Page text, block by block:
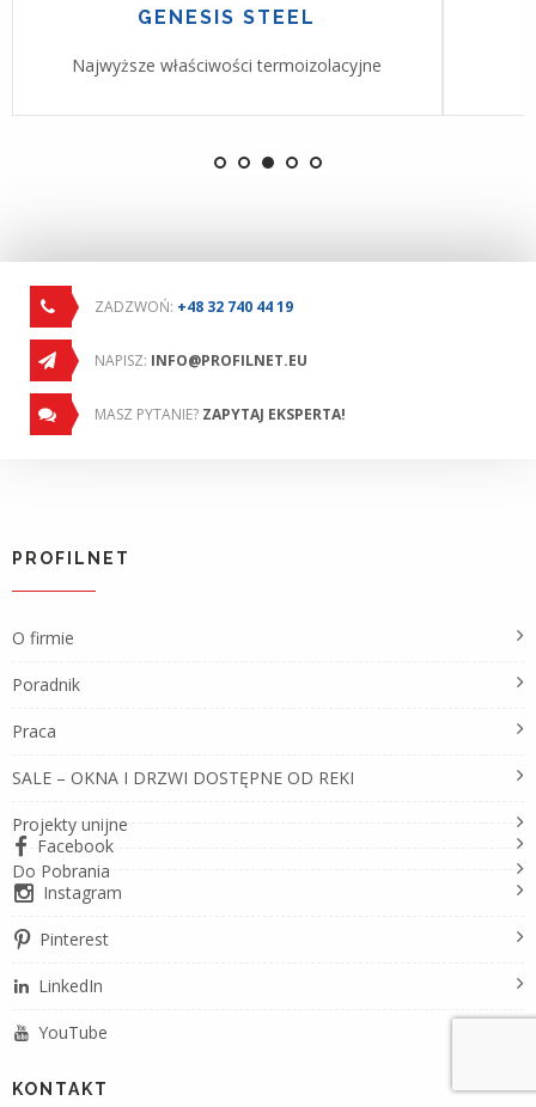
GENESIS STEEL
Najwyższe właściwości termoizolacyjne
ZADZWOŃ: +48 32 740 44 19
NAPISZ: INFO@PROFILNET.EU
MASZ PYTANIE? ZAPYTAJ EKSPERTA!
PROFILNET
O firmie
Poradnik
Praca
SALE – OKNA I DRZWI DOSTĘPNE OD REKI
Projekty unijne
Do Pobrania
Facebook
Instagram
Pinterest
LinkedIn
YouTube
KONTAKT